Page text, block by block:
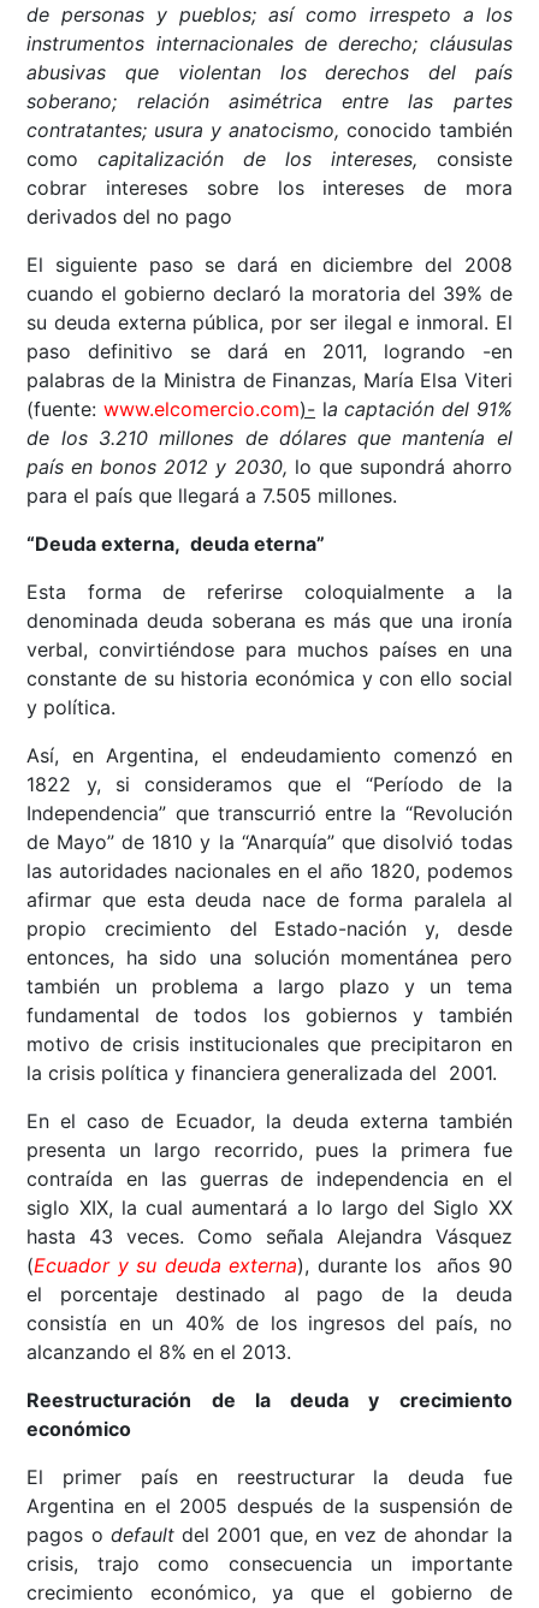
de personas y pueblos; así como irrespeto a los
instrumentos internacionales de derecho; cláusulas
abusivas que violentan los derechos del país
soberano; relación asimétrica entre las partes
contratantes; usura y anatocismo, conocido también
comocapitalización de los intereses, consiste
cobrar intereses sobre los intereses de mora
derivados del no pago
El siguiente paso se dará en diciembre del 2008
cuando el gobierno declaró la moratoria del 39% de
su deuda externa pública, por ser ilegal e inmoral. El
paso definitivo se dará en 2011, logrando -en
palabras de la Ministra de Finanzas, María Elsa Viteri
(fuente:www.elcomercio.com)- la captación del 91%
de los 3.210 millones de dólares que mantenía el
país en bonos 2012 y 2030, lo que supondrá ahorro
para el país que llegará a 7.505 millones.
“Deuda externa, deuda eterna”
Esta forma de referirse coloquialmente a la
denominada deuda soberana es más que una ironía
verbal, convirtiéndose para muchos países en una
constante de su historia económica y con ello social
y política.
Así, en Argentina, el endeudamiento comenzó en
1822 y, si consideramos que el “Período de la
Independencia” que transcurrió entre la “Revolución
de Mayo” de 1810 y la “Anarquía” que disolvió todas
las autoridades nacionales en el año 1820, podemos
afirmar que esta deuda nace de forma paralela al
propio crecimiento del Estado-nación y, desde
entonces, ha sido una solución momentánea pero
también un problema a largo plazo y un tema
fundamental de todos los gobiernos y también
motivo de crisis institucionales que precipitaron en
la crisis política y financiera generalizada del 2001.
En el caso de Ecuador, la deuda externa también
presenta un largo recorrido, pues la primera fue
contraída en las guerras de independencia en el
siglo XIX, la cual aumentará a lo largo del Siglo XX
hasta 43 veces. Como señala Alejandra Vásquez
(Ecuador y su deuda externa), durante los años 90
el porcentaje destinado al pago de la deuda
consistía en un 40% de los ingresos del país, no
alcanzando el 8% en el 2013.
Reestructuración de la deuda y crecimiento
económico
El primer país en reestructurar la deuda fue
Argentina en el 2005 después de la suspensión de
pagos o defaultdel 2001 que, en vez de ahondar la
crisis, trajo como consecuencia un importante
crecimiento económico, ya que el gobierno de